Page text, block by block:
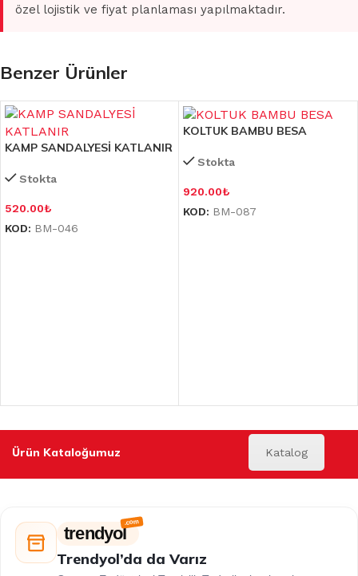
özel lojistik ve fiyat planlaması yapılmaktadır.
Benzer Ürünler
KAMP SANDALYESİ KATLANIR
Stokta
520.00₺
KOD: BM-046
KOLTUK BAMBU BESA
Stokta
920.00₺
KOD: BM-087
Ürün Kataloğumuz Katalog
trendyol
Trendyol’da da Varız